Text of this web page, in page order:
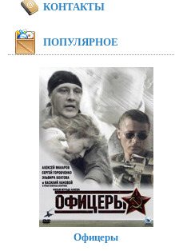
КОНТАКТЫ
ПОПУЛЯРНОЕ
Офицеры